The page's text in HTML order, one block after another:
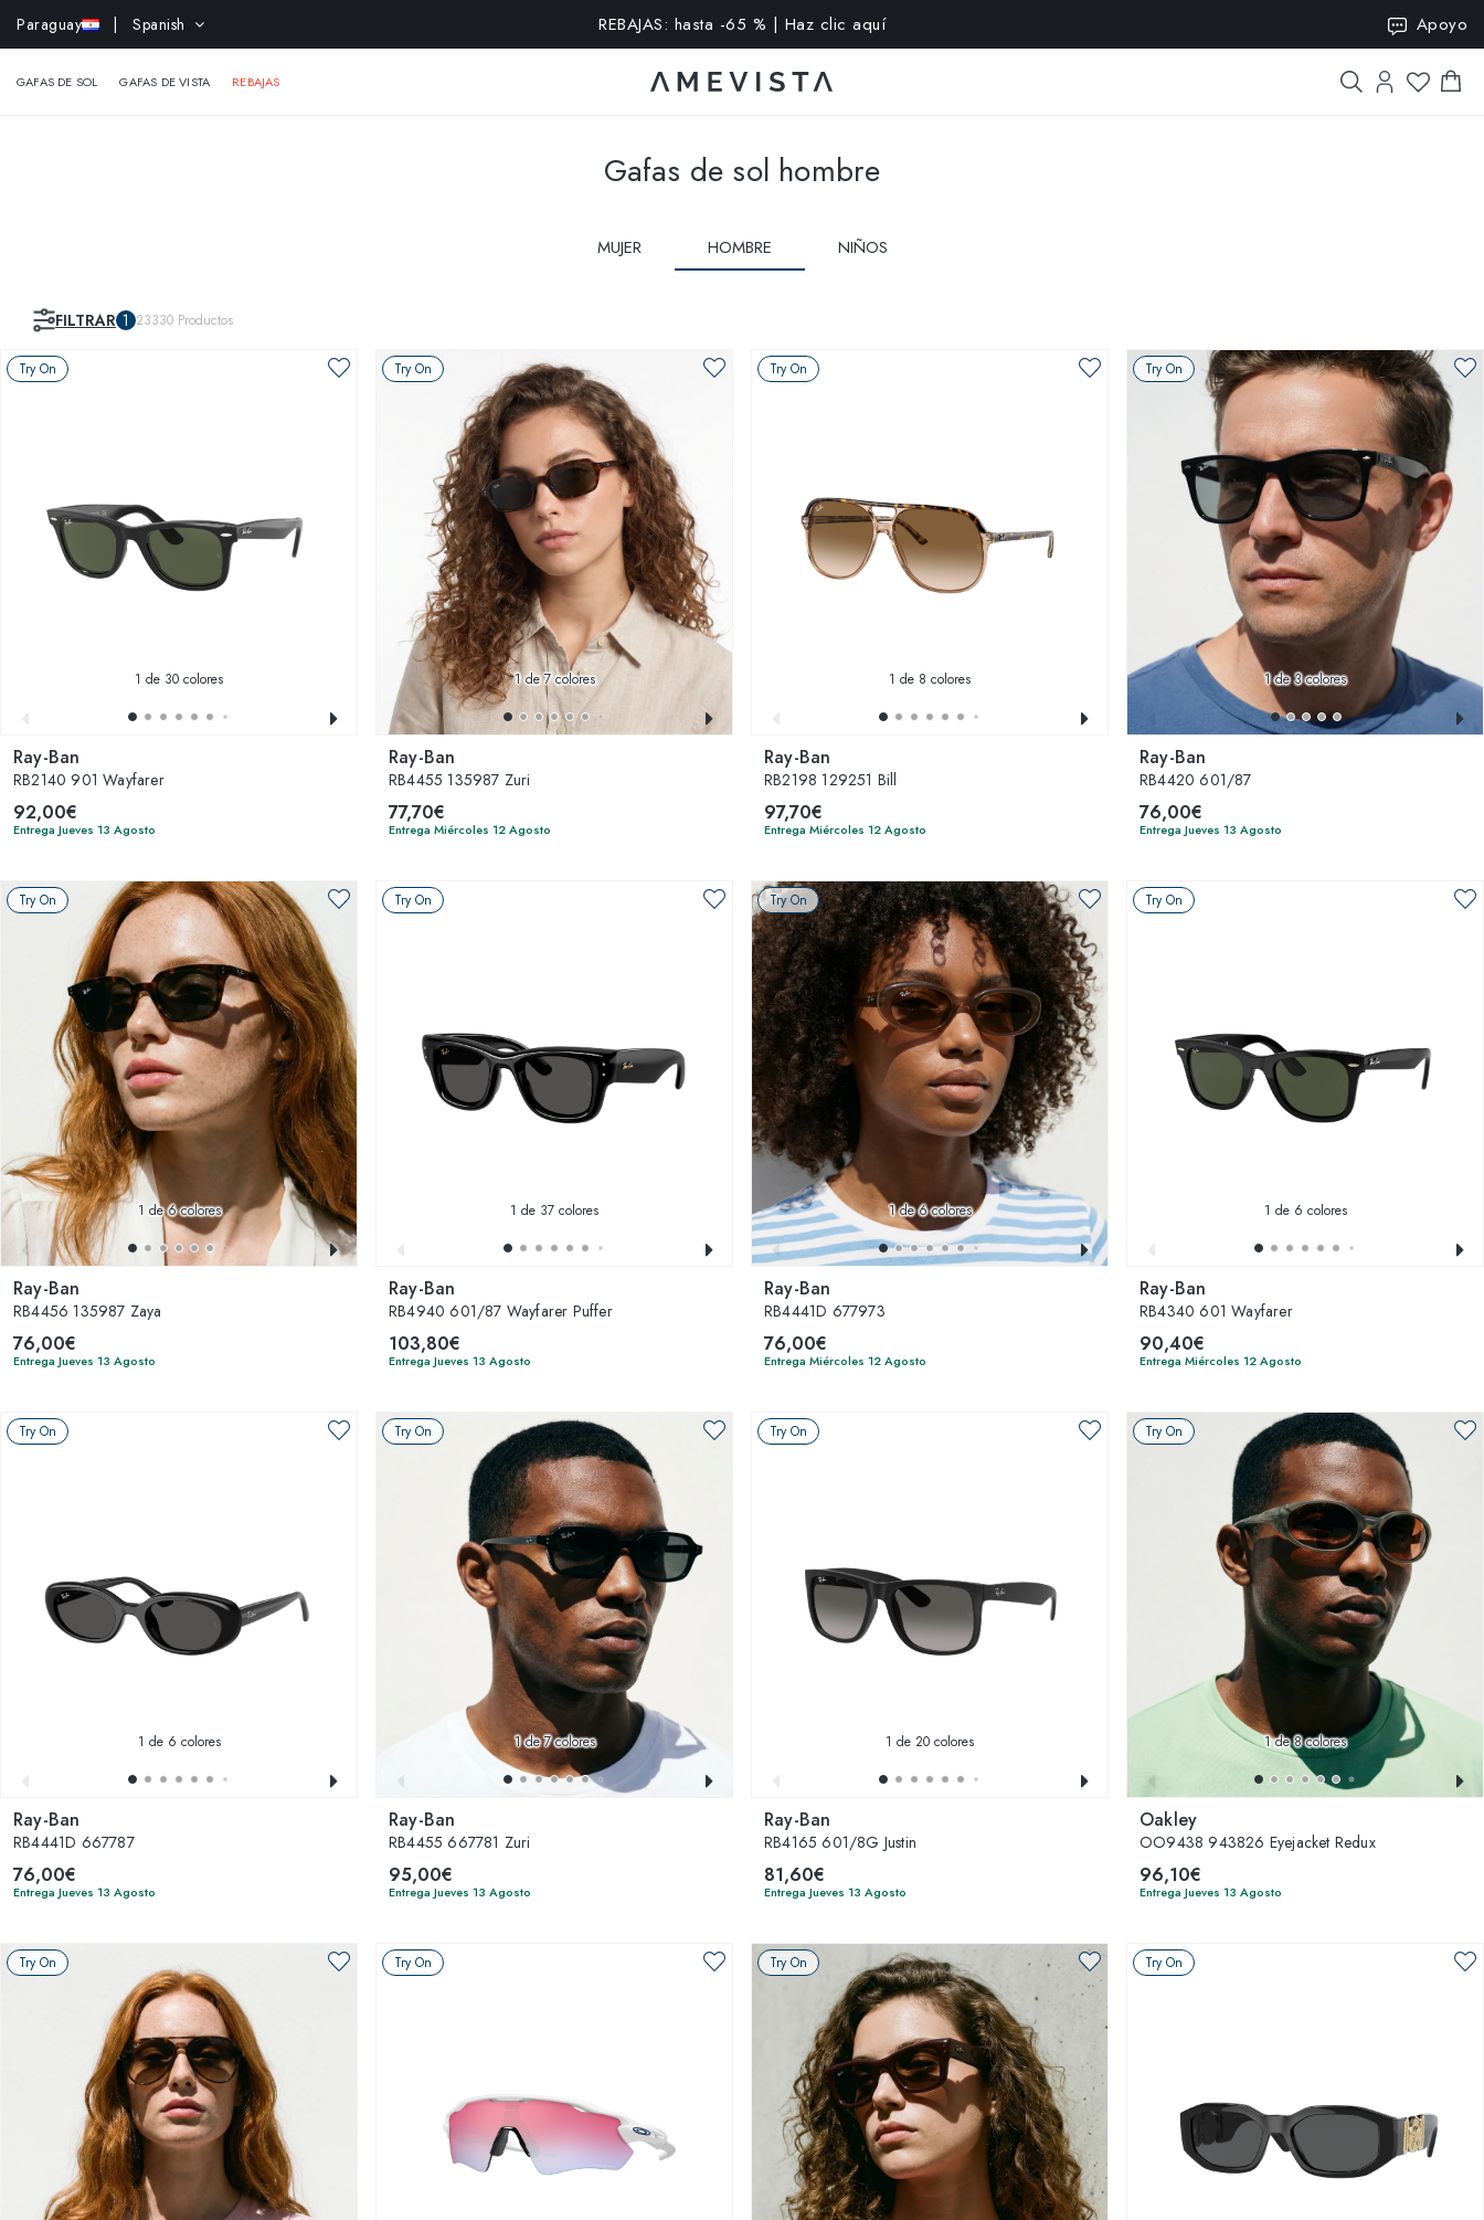
Paraguay | Spanish -10% extra en todas las gafas con cristales graduados | Código: VISION10 Apoyo
GAFAS DE SOL GAFAS DE VISTA REBAJAS
Gafas de sol hombre
MUJER HOMBRE NIÑOS
FILTRAR 1 23330 Productos
Try On
1 de 30 colores
Ray-Ban
RB2140 901 Wayfarer
92,00€
Entrega Jueves 13 Agosto
Try On
1de 7 colores
Ray-Ban
RB4455 135987 Zuri
77,70€
Entrega Miércoles 12 Agosto
Try On
1 de 8 colores
Ray-Ban
RB2198 129251 Bill
97,70€
Entrega Miércoles 12 Agosto
Try On
1de 3 colores
Ray-Ban
RB4420 601/87
76,00€
Entrega Jueves 13 Agosto
Try On
1 de 6 colores
Ray-Ban
RB4456 135987 Zaya
76,00€
Entrega Jueves 13 Agosto
Try On
1 de 37 colores
Ray-Ban
RB4940 601/87 Wayfarer Puffer
103,80€
Entrega Jueves 13 Agosto
Try On
1de 6 colores
Ray-Ban
RB4441D 677973
76,00€
Entrega Miércoles 12 Agosto
Try On
1 de 6 colores
Ray-Ban
RB4340 601 Wayfarer
90,40€
Entrega Miércoles 12 Agosto
Try On
1 de 6 colores
Ray-Ban
RB4441D 667787
76,00€
Entrega Jueves 13 Agosto
Try On
1de 7 colores
Ray-Ban
RB4455 667781 Zuri
95,00€
Entrega Jueves 13 Agosto
Try On
1 de 20 colores
Ray-Ban
RB4165 601/8G Justin
81,60€
Entrega Jueves 13 Agosto
Try On
1de 8 colores
Oakley
OO9438 943826 Eyejacket Redux
96,10€
Entrega Jueves 13 Agosto
Try On Try On Try On Try On